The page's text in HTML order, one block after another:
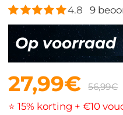
4.8 9
Op voorraad
27,99€ 56,99€
⭐ 15% korting + €10